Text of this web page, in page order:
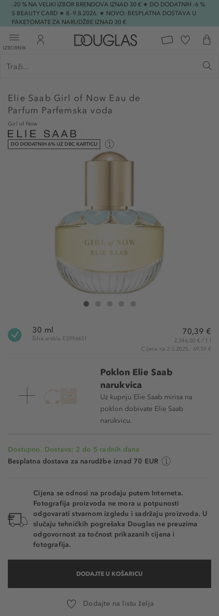
-20 % NA VELIKI IZBOR BRENDOVA IZNAD 30 € ★ DO DODATNIH -6 %
S BEAUTY CARD ★ 8.-9.8.2026. ★ NOVO: BESPLATNA DOSTAVA U
PAKETOMATE ZA NARUDŽBE IZNAD 30 €
IZBORNIK
Elie Saab Girl of Now Eau de
Parfum Parfemska voda
Girl of Now
DO DODATNIH 6% UZ DBC KARTICU
Elie Saab Girl of Now Eau de Parfum
30 ml
Šifra artikla ES996651
70,39 €
2.346,30 € / 1 l
Cijena na 2.5.2025.: 69,59 €
Poklon Elie Saab
narukvica
Uz kupnju Elie Saab mirisa na
poklon dobivate Elie Saab
narukvicu.
Dostupno. Dostava: 2 do 5 radnih dana
Besplatna dostava za narudžbe iznad 70 EUR
Cijena se odnosi na prodaju putem Interneta.
Fotografija proizvoda ne mora u potpunosti
odgovarati stvarnom izgledu i sadržaju proizvoda. U
slučaju tehničkih pogrešaka Douglas ne preuzima
odgovornost za točnost prikazanih cijena i
fotografija.
DODAJTE U KOŠARICU
Dodajte na listu želja